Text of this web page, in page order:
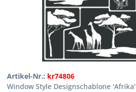
Artikel-Nr.: kr74806
Window Style Designschablone 'Afrika'